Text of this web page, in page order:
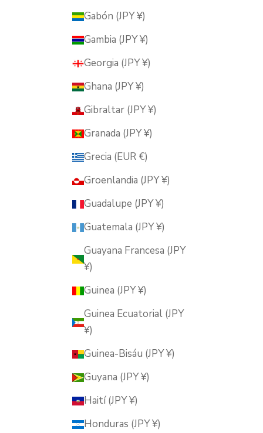
Gabón (JPY ¥)
Gambia (JPY ¥)
Georgia (JPY ¥)
Ghana (JPY ¥)
Gibraltar (JPY ¥)
Granada (JPY ¥)
Grecia (EUR €)
Groenlandia (JPY ¥)
Guadalupe (JPY ¥)
Guatemala (JPY ¥)
Guayana Francesa (JPY
¥)
Guinea (JPY ¥)
Guinea Ecuatorial (JPY
¥)
Guinea-Bisáu (JPY ¥)
Guyana (JPY ¥)
Haití (JPY ¥)
Honduras (JPY ¥)